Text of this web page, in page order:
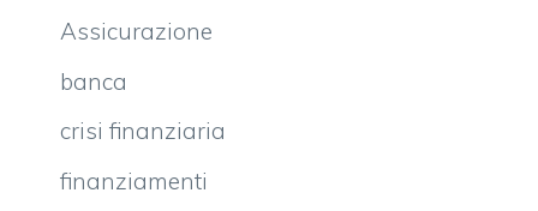
Assicurazione
banca
crisi finanziaria
finanziamenti